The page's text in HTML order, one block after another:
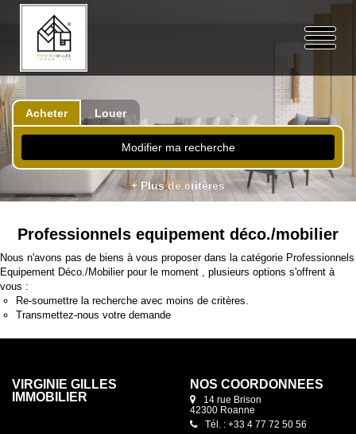
Acheter Louer
Modifier ma recherche
+ Plus de critères
Professionnels equipement déco./mobilier
Nous n'avons pas de biens à vous proposer dans la catégorie Professionnels
Equipement Déco./Mobilier pour le moment , plusieurs options s'offrent à
vous :
Re-soumettre la recherche avec moins de critères.
Transmettez-nous votre demande
VIRGINIE GILLES
IMMOBILIER
NOS COORDONNÉES
14 rue Brison
42300 Roanne
Tél. : +33 4 77 72 50 56